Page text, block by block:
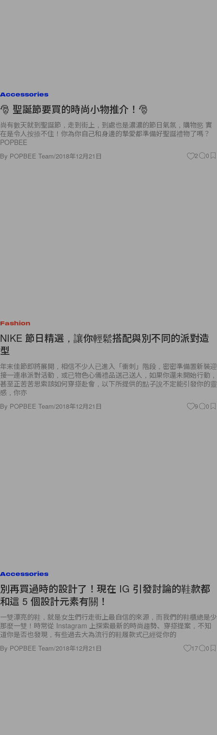
Accessories
🎅 聖誕節要買的時尚小物推介！🎅
尚有數天就到聖誕節，走到街上，到處也是濃濃的節日氣氛，購物慾 實
在是令人按捺不住！你為你自己和身邊的摯愛都準備好聖誕禮物了嗎？
POPBEE
By POPBEE Team/2018年12月21日 2 0
Fashion
NIKE 節日精選，讓你輕鬆搭配與別不同的派對造
型
年末佳節即將展開，相信不少人已進入「衝刺」階段，密密準備置新裝迎
接一連串派對活動，或已物色心儀禮品送己送人，如果你還未開始行動，
甚至正苦苦思索該如何穿搭赴會，以下所提供的點子說不定能引發你的靈
感，你亦
By POPBEE Team/2018年12月21日 9 0
Accessories
別再買過時的設計了！現在 IG 引發討論的鞋款都
和這 5 個設計元素有關！
一雙漂亮的鞋，就是女生們行走街上最自信的來源，而我們的鞋櫃總是少
那麼一雙！時常從 Instagram 上探索最新的時尚趨勢、穿搭提案，不知
道你是否也發現，有些過去大為流行的鞋履款式已經從你的
By POPBEE Team/2018年12月21日 17 0